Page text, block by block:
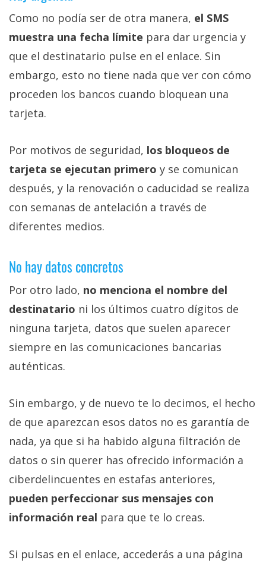
Como no podía ser de otra manera, el SMS
muestra una fecha límite para dar urgencia y
que el destinatario pulse en el enlace. Sin
embargo, esto no tiene nada que ver con cómo
proceden los bancos cuando bloquean una
tarjeta.
Por motivos de seguridad, los bloqueos de
tarjeta se ejecutan primero y se comunican
después, y la renovación o caducidad se realiza
con semanas de antelación a través de
diferentes medios.
No hay datos concretos
Por otro lado, no menciona el nombre del
destinatario ni los últimos cuatro dígitos de
ninguna tarjeta, datos que suelen aparecer
siempre en las comunicaciones bancarias
auténticas.
Sin embargo, y de nuevo te lo decimos, el hecho
de que aparezcan esos datos no es garantía de
nada, ya que si ha habido alguna filtración de
datos o sin querer has ofrecido información a
ciberdelincuentes en estafas anteriores,
pueden perfeccionar sus mensajes con
información real para que te lo creas.
Si pulsas en el enlace, accederás a una página